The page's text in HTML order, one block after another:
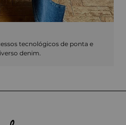
tecnológicos de ponta e
denim.